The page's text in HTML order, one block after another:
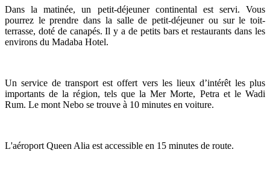
Dans la matinée, un petit-déjeuner continental est servi. Vous
pourrez le prendre dans la salle de petit-déjeuner ou sur le toit-
terrasse, doté de canapés. Il y a de petits bars et restaurants dans les
environs du Madaba Hotel.
Un service de transport est offert vers les lieux d’intérêt les plus
importants de la région, tels que la Mer Morte, Petra et le Wadi
Rum. Le mont Nebo se trouve à 10 minutes en voiture.
L'aéroport Queen Alia est accessible en 15 minutes de route.